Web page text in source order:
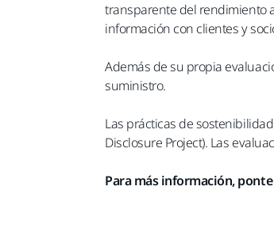
transparente del rendimiento
información con clientes y
Además de su propia
suministro.
Las prácticas de
Disclosure Project). Las
Para más información,